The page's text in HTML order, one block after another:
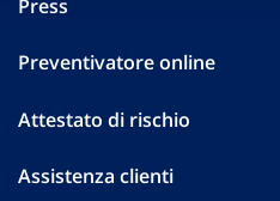
Press
Preventivatore online
Attestato di rischio
Assistenza clienti